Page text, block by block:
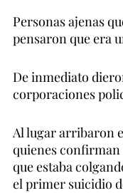
Personas ajenas
pensaron que era
De inmediato
corporaciones
Al lugar arribaron
quienes confirman
que estaba
el primer suicidio